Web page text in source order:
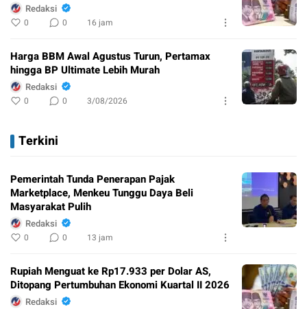
Redaksi
0 0 16 jam
Harga BBM Awal Agustus Turun, Pertamax
hingga BP Ultimate Lebih Murah
Redaksi
0 0 3/08/2026
Terkini
Pemerintah Tunda Penerapan Pajak
Marketplace, Menkeu Tunggu Daya Beli
Masyarakat Pulih
Redaksi
0 0 13 jam
Rupiah Menguat ke Rp17.933 per Dolar AS,
Ditopang Pertumbuhan Ekonomi Kuartal II 2026
Redaksi